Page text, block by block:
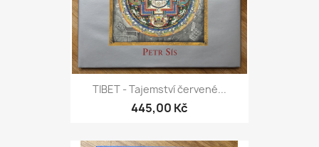
TIBET - Tajemství červené...
445,00 Kč